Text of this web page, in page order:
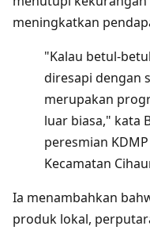
meningkatkan
"Kalau betul-
diresapi dengan
merupakan
luar biasa," kata
peresmian
Kecamatan
Ia menambahkan
produk lokal,